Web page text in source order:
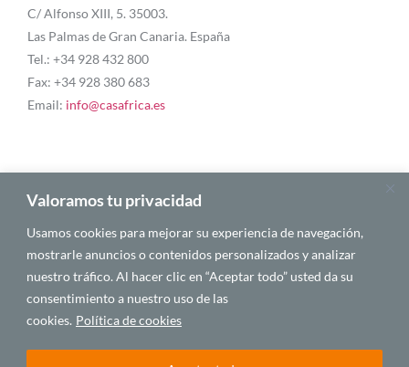
Valoramos tu privacidad
Usamos cookies para mejorar su experiencia de navegación,
mostrarle anuncios o contenidos personalizados y analizar
nuestro tráfico. Al hacer clic en “Aceptar todo” usted da su
consentimiento a nuestro uso de las
cookies. Política de cookies
C/ Alfonso XIII, 5. 35003.
Las Palmas de Gran Canaria. España
Tel.: +34 928 432 800
Fax: +34 928 380 683
Email: info@casafrica.es
Blog
Quiénes somos
Autores
Español